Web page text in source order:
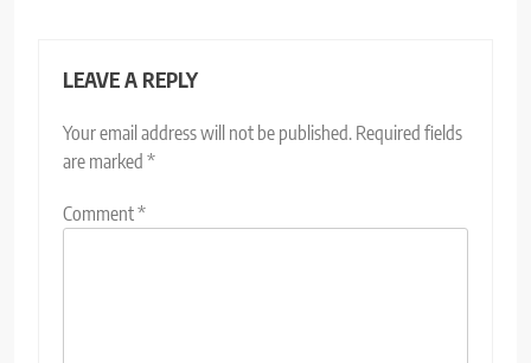
LEAVE A REPLY
Your email address will not be published. Required fields
are marked *
Comment*